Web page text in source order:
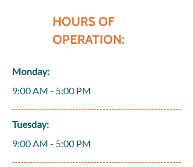
HOURS OF
OPERATION:
Monday:
9:00 AM - 5:00 PM
Tuesday:
9:00 AM - 5:00 PM